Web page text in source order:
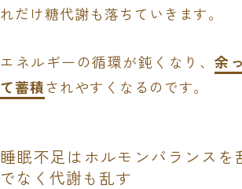
れだけ糖代謝も落ちていきます。
エネルギーの循環が鈍くなり、余
て蓄積されやすくなるのです。
睡眠不足はホルモンバランスを
でなく代謝も乱す